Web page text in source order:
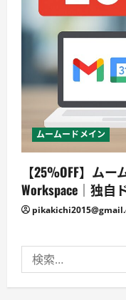
ムームードメイン
【25%OFF】ム
Workspace｜独
索: